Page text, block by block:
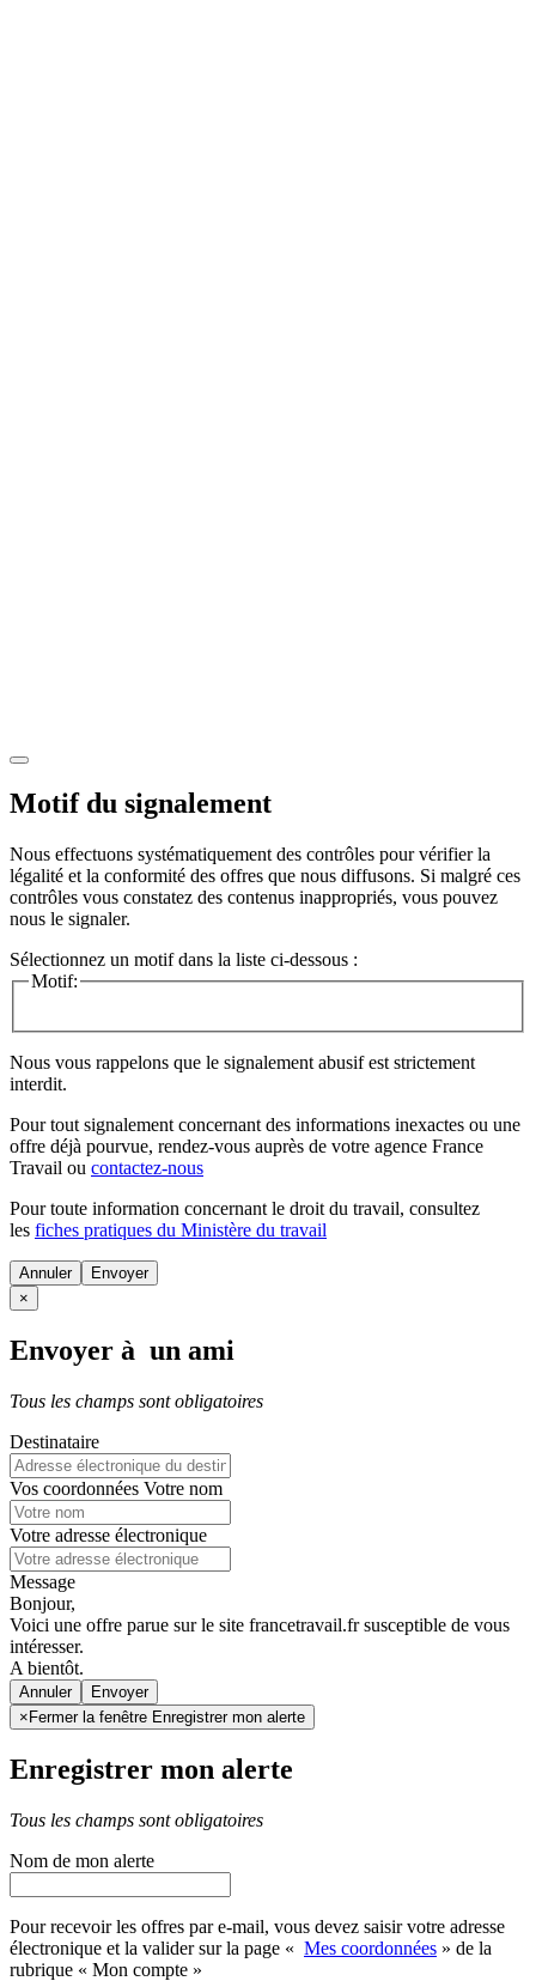
Motif du signalement
Nous effectuons systématiquement des contrôles pour vérifier la
légalité et la conformité des offres que nous diffusons. Si malgré ces
contrôles vous constatez des contenus inappropriés, vous pouvez
nous le signaler.
Sélectionnez un motif dans la liste ci-dessous :
Motif:
Nous vous rappelons que le signalement abusif est strictement
interdit.
Pour tout signalement concernant des informations inexactes ou une
offre déjà pourvue, rendez-vous auprès de votre agence France
Travail ou contactez-nous
Pour toute information concernant le droit du travail, consultez
les fiches pratiques du Ministère du travail
Annuler
×
Envoyer à un ami
Tous les champs sont obligatoires
Destinataire
Vos coordonnées Votre nom
Votre adresse électronique
Message
Bonjour,
Voici une offre parue sur le site francetravail.fr susceptible de vous
intéresser.
A bientôt.
Annuler
× Fermer la fenêtre Enregistrer mon alerte
Enregistrer mon alerte
Tous les champs sont obligatoires
Nom de mon alerte
Pour recevoir les offres par e-mail, vous devez saisir votre adresse
électronique et la valider sur la page « Mes coordonnées » de la
rubrique « Mon compte »